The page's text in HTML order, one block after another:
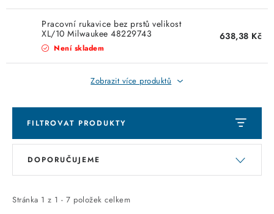
ŽÁROVKY
OHŘÍVAČE VODY
CHYTRÁ DOMÁCNOST
SVÍTIDLA domovní
Pracovní rukavice bez prstů velikost
XL/10 Milwaukee 48229743
Není skladem
638,38 Kč
Zobrazit více produktů
FILTROVAT PRODUKTY
V
i
Stránka 1 z 1 - 7 položek celkem
Ř
e
DOPORUČUJEME